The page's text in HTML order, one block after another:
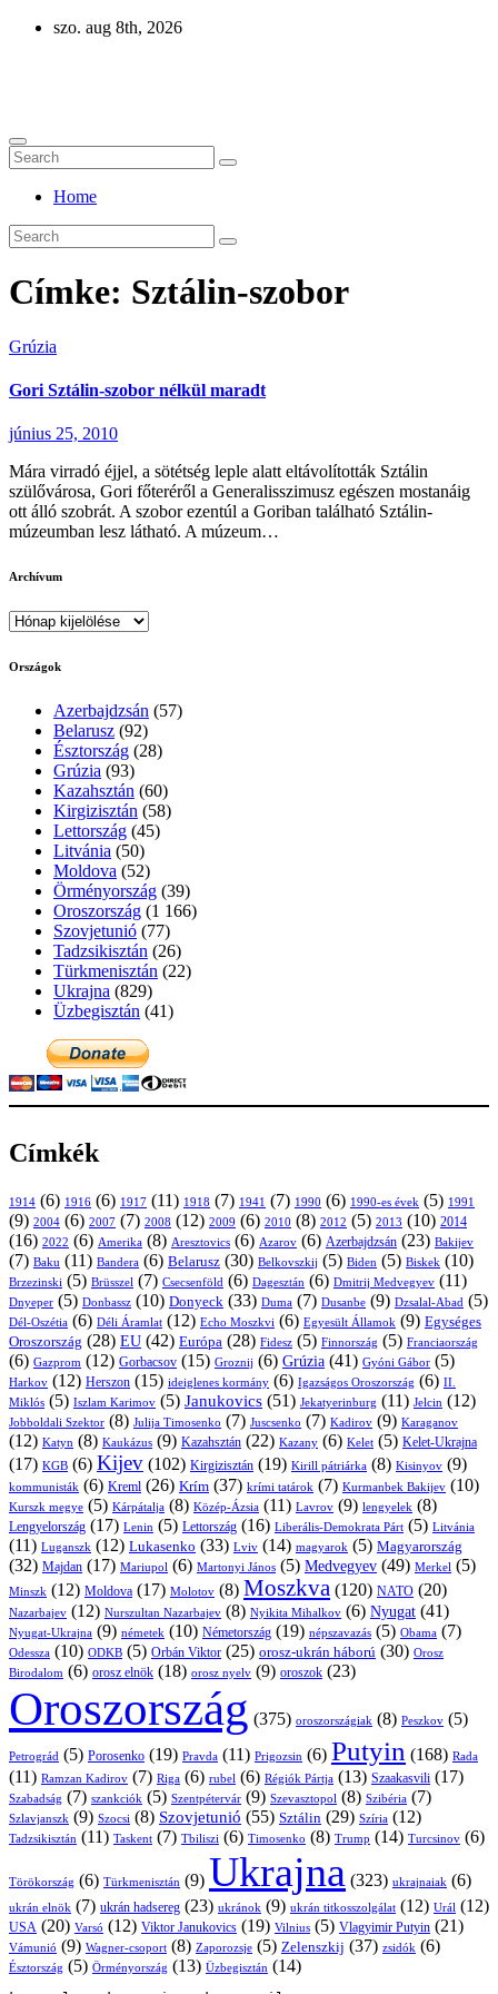
Skip
szo. aug 8th, 2026
Home
Címke: Sztálin-szobor
Grúzia
Gori Sztálin-szobor nélkül maradt
június 25, 2010
Mára virradó éjjel, a sötétség leple alatt eltávolították Sztálin
szülővárosa, Gori főteréről a Generalisszimusz egészen mostanáig
ott álló szobrát. A szobor ezentúl a Goriban található Sztálin-
múzeumban lesz látható. A múzeum…
Archívum
Archívum
Országok
Azerbajdzsán (57)
Belarusz (92)
Észtország (28)
Grúzia (93)
Kazahsztán (60)
Kirgizisztán (58)
Lettország (45)
Litvánia (50)
Moldova (52)
Örményország (39)
Oroszország (1 166)
Szovjetunió (77)
Tadzsikisztán (26)
Türkmenisztán (22)
Ukrajna (829)
Üzbegisztán (41)
Címkék
1914 (6) 1916 (6) 1917 (11) 1918 (7) 1941 (7) 1990 (6) 1990-es évek (5) 1991
(9) 2004 (6) 2007 (7) 2008 (12) 2009 (6) 2010 (8) 2012 (5) 2013 (10) 2014
(16) 2022 (6) Amerika (8) Aresztovics (6) Azarov (6) Azerbajdzsán (23) Bakijev
(7) Baku (11) Bandera (6) Belarusz (30) Belkovszkij (5) Biden (5) Biskek (10)
Brzezinski (5) Brüsszel (7) Csecsenföld (6) Dagesztán (6) Dmitrij Medvegyev (11)
Dnyeper (5) Donbassz (10) Donyeck (33) Duma (7) Dusanbe (9) Dzsalal-Abad (5)
Dél-Oszétia (6) Déli Áramlat (12) Echo Moszkvi (6) Egyesült Államok (9) Egységes
Oroszország (28) EU (42) Európa (28) Fidesz (5) Finnország (5) Franciaország
(6) Gazprom (12) Gorbacsov (15) Groznij (6) Grúzia (41) Gyóni Gábor (5)
Harkov (12) Herszon (15) ideiglenes kormány (6) Igazságos Oroszország (6) II.
Miklós (5) Iszlam Karimov (5) Janukovics (51) Jekatyerinburg (11) Jelcin (12)
Jobboldali Szektor (8) Julija Timosenko (7) Juscsenko (7) Kadirov (9) Karaganov
(12) Katyn (8) Kaukázus (9) Kazahsztán (22) Kazany (6) Kelet (5) Kelet-Ukrajna
(17) KGB (6) Kijev (102) Kirgizisztán (19) Kirill pátriárka (8) Kisinyov (9)
kommunisták (6) Kreml (26) Krím (37) krími tatárok (7) Kurmanbek Bakijev (10)
Kurszk megye (5) Kárpátalja (8) Közép-Ázsia (11) Lavrov (9) lengyelek (8)
Lengyelország (17) Lenin (5) Lettország (16) Liberális-Demokrata Párt (5) Litvánia
(11) Luganszk (12) Lukasenko (33) Lviv (14) magyarok (5) Magyarország
(32) Majdan (17) Mariupol (6) Martonyi János (5) Medvegyev (49) Merkel (5)
Minszk (12) Moldova (17) Molotov (8) Moszkva (120) NATO (20)
Nazarbajev (12) Nurszultan Nazarbajev (8) Nyikita Mihalkov (6) Nyugat (41)
Nyugat-Ukrajna (9) németek (10) Németország (19) népszavazás (5) Obama (7)
Odessza (10) ODKB (5) Orbán Viktor (25) orosz-ukrán háború (30) Orosz
Birodalom (6) orosz elnök (18) orosz nyelv (9) oroszok (23)
Oroszország (375) oroszországiak (8) Peszkov (5)
Petrográd (5) Porosenko (19) Pravda (11) Prigozsin (6) Putyin (168) Rada
(11) Ramzan Kadirov (7) Riga (6) rubel (6) Régiók Pártja (13) Szaakasvili (17)
Szabadság (7) szankciók (5) Szentpétervár (9) Szevasztopol (8) Szibéria (7)
Szlavjanszk (9) Szocsi (8) Szovjetunió (55) Sztálin (29) Szíria (12)
Tadzsikisztán (11) Taskent (7) Tbiliszi (6) Timosenko (8) Trump (14) Turcsinov (6)
Törökország (6) Türkmenisztán (9) Ukrajna (323) ukrajnaiak (6)
ukrán elnök (7) ukrán hadsereg (23) ukránok (9) ukrán titkosszolgálat (12) Urál (12)
USA (20) Varsó (12) Viktor Janukovics (19) Vilnius (5) Vlagyimir Putyin (21)
Vámunió (9) Wagner-csoport (8) Zaporozsje (5) Zelenszkij (37) zsidók (6)
Észtország (5) Örményország (13) Üzbegisztán (14)